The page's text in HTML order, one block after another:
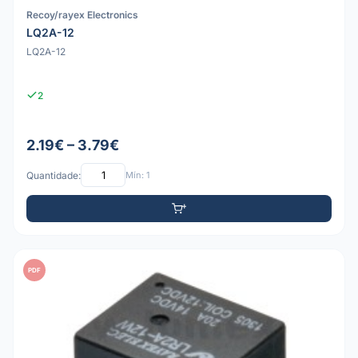
Recoy/rayex Electronics
LQ2A-12
LQ2A-12
2
2.19€ – 3.79€
Quantidade: Mín: 1
PDF